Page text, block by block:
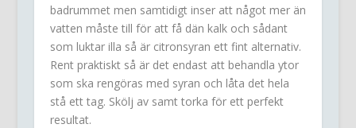
badrummet men samtidigt inser att något mer än
vatten måste till för att få dän kalk och sådant
som luktar illa så är citronsyran ett fint alternativ.
Rent praktiskt så är det endast att behandla ytor
som ska rengöras med syran och låta det hela
stå ett tag. Skölj av samt torka för ett perfekt
resultat.